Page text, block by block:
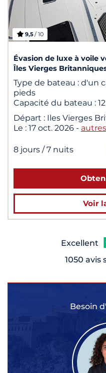
9,5/ 10
Évasion de luxe à voile
Îles Vierges
Type de bateau : d'un
pieds
Capacité du bateau :
Départ : Iles Vierges
Le : 17 oct. 2026 -
8 jours / 7 nuits
Voir
Excellent
1050 avis
Besoin